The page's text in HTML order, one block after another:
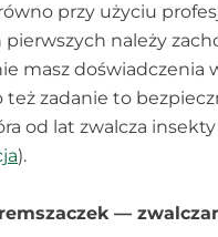
przy użyciu
należy
masz
zadanie to
od lat zwalcza
).
—